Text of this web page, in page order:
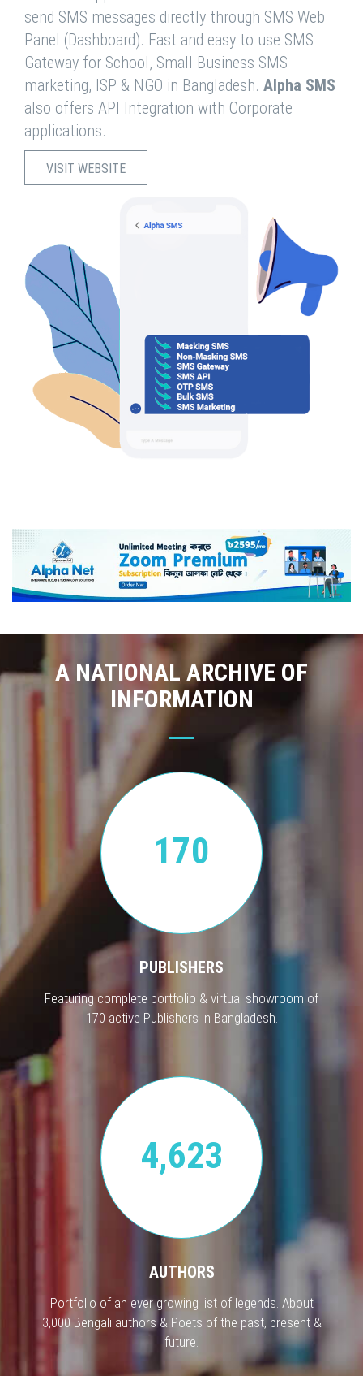
send SMS messages directly through SMS Web
Panel (Dashboard). Fast and easy to use SMS
Gateway for School, Small Business SMS
marketing, ISP & NGO in Bangladesh. Alpha SMS
also offers API Integration with Corporate
applications.
VISIT WEBSITE
A NATIONAL ARCHIVE OF
INFORMATION
170
PUBLISHERS
Featuring complete portfolio & virtual showroom of
170 active Publishers in Bangladesh.
4,623
AUTHORS
Portfolio of an ever growing list of legends. About
3,000 Bengali authors & Poets of the past, present &
future.